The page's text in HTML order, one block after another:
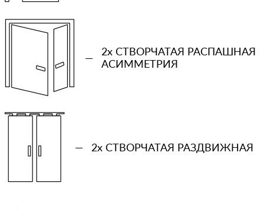
—
2x СТВОРЧАТАЯ РАСПАШНАЯ
АСИММЕТРИЯ
— 2x СТВОРЧАТАЯ РАЗДВИЖНАЯ
Ваша примерная смета на двери
Сообщение